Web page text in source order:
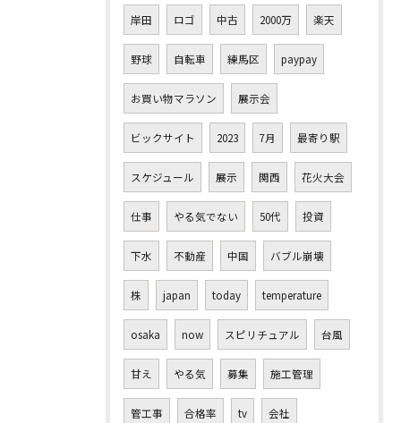
岸田 ロゴ 中古 2000万 楽天
野球 自転車 練馬区 paypay
お買い物マラソン 展示会
ビックサイト 2023 7月 最寄り駅
スケジュール 展示 関西 花火大会
仕事 やる気でない 50代 投資
下水 不動産 中国 バブル崩壊
株 japan today temperature
osaka now スピリチュアル 台風
甘え やる気 募集 施工管理
管工事 合格率 tv 会社